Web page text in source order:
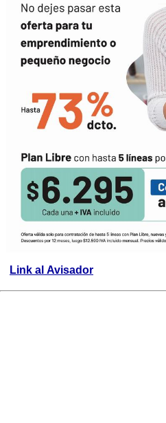
Link al Avisador